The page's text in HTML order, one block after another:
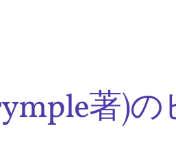
著)